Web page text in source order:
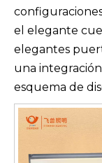
el elegante
elegantes
una
esquema de